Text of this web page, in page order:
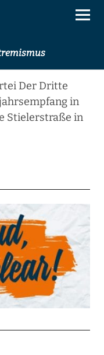
Der Dritte
in
Stielerstraße in